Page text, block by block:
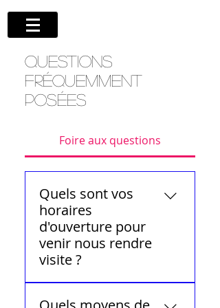
Questions
fréquemment
posées
Foire aux questions
Quels sont vos
horaires
d'ouverture pour
venir nous rendre
visite ?